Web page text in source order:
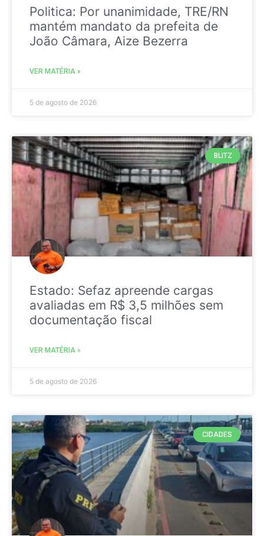
Politica: Por unanimidade, TRE/RN
mantém mandato da prefeita de
João Câmara, Aize Bezerra
VER MATÉRIA »
5 de agosto de 2026
BLITZ
Estado: Sefaz apreende cargas
avaliadas em R$ 3,5 milhões sem
documentação fiscal
VER MATÉRIA »
5 de agosto de 2026
CIDADES